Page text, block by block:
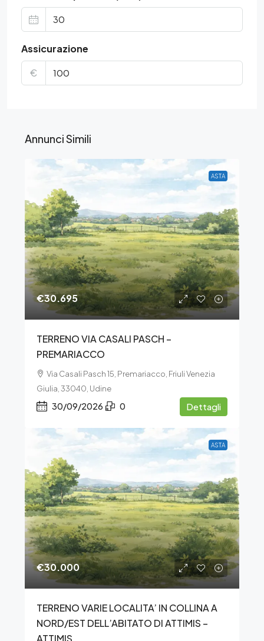
Assicurazione
€
Annunci Simili
ASTA
€30.695
TERRENO VIA CASALI PASCH –
PREMARIACCO
Via Casali Pasch 15, Premariacco, Friuli Venezia
Giulia, 33040, Udine
30/09/2026 0 Dettagli
ASTA
€30.000
TERRENO VARIE LOCALITA’ IN COLLINA A
NORD/EST DELL’ABITATO DI ATTIMIS –
ATTIMIS